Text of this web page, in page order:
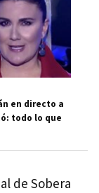
en directo a
todo lo que
de Sobera